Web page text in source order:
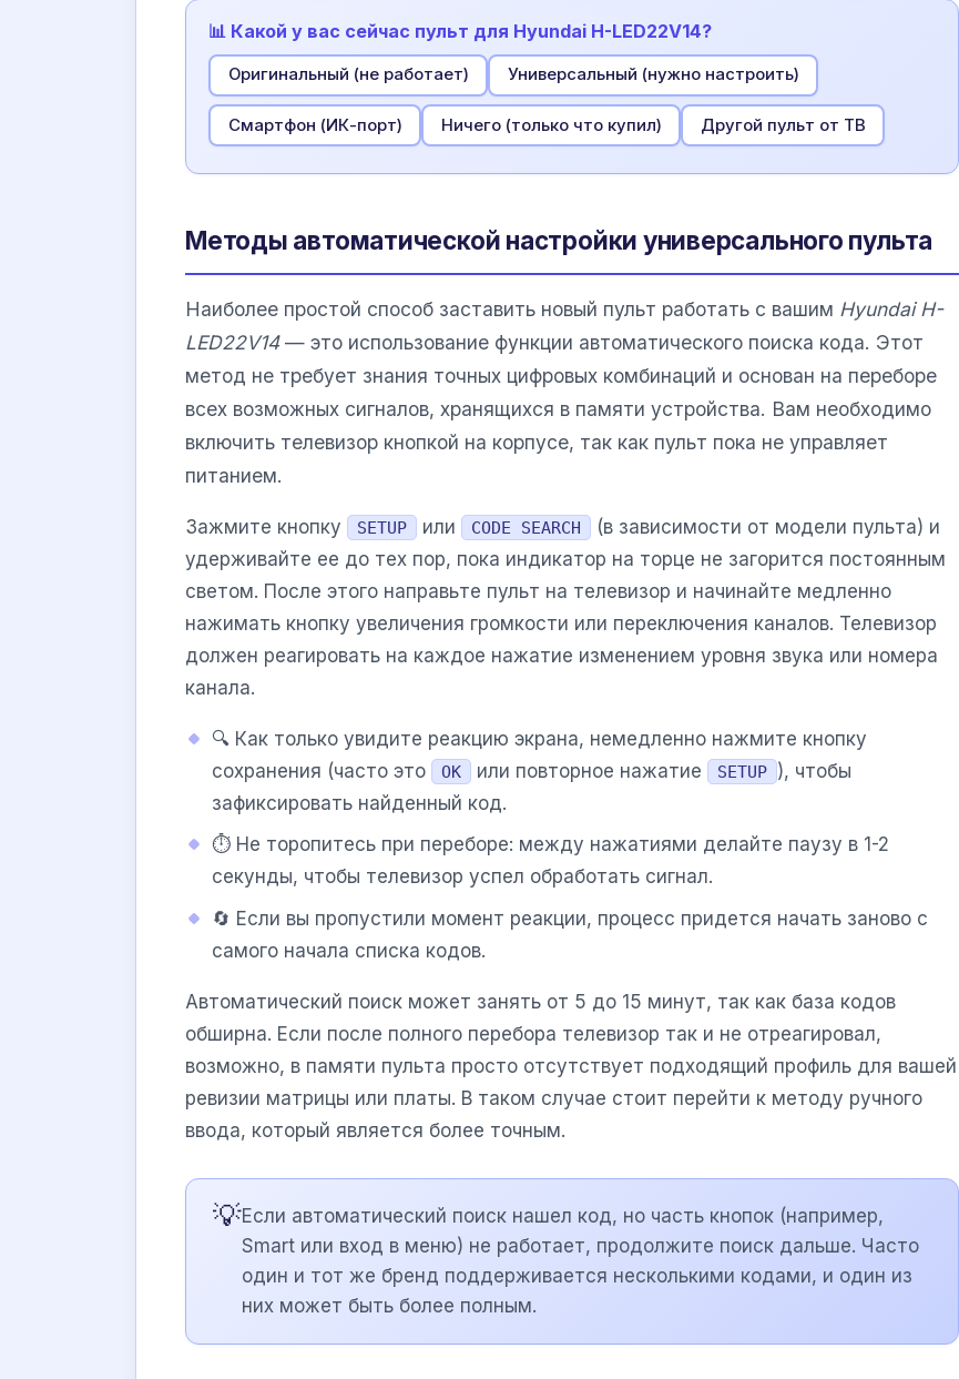
📊 Какой у вас сейчас пульт для Hyundai H-LED22V14?
Оригинальный (не работает) Универсальный (нужно настроить)
Смартфон (ИК-порт) Ничего (только что купил) Другой пульт от ТВ
Методы автоматической настройки универсального пульта
Наиболее простой способ заставить новый пульт работать с вашим Hyundai H-
LED22V14— это использование функции автоматического поиска кода. Этот
метод не требует знания точных цифровых комбинаций и основан на переборе
всех возможных сигналов, хранящихся в памяти устройства. Вам необходимо
включить телевизор кнопкой на корпусе, так как пульт пока не управляет
питанием.
Зажмите кнопку SETUP или CODE SEARCH
(в зависимости от модели пульта) и
удерживайте ее до тех пор, пока индикатор на торце не загорится постоянным
светом. После этого направьте пульт на телевизор и начинайте медленно
нажимать кнопку увеличения громкости или переключения каналов. Телевизор
должен реагировать на каждое нажатие изменением уровня звука или номера
канала.
🔍 Как только увидите реакцию экрана, немедленно нажмите кнопку
сохранения (часто это
OK или повторное нажатие SETUP ), чтобы
зафиксировать найденный код.
⏱️ Не торопитесь при переборе: между нажатиями делайте паузу в 1-2
секунды, чтобы телевизор успел обработать сигнал.
🔄 Если вы пропустили момент реакции, процесс придется начать заново с
самого начала списка кодов.
Автоматический поиск может занять от 5 до 15 минут, так как база кодов
обширна. Если после полного перебора телевизор так и не отреагировал,
возможно, в памяти пульта просто отсутствует подходящий профиль для вашей
ревизии матрицы или платы. В таком случае стоит перейти к методу ручного
ввода, который является более точным.
💡Если автоматический поиск нашел код, но часть кнопок (например,
Smart или вход в меню) не работает, продолжите поиск дальше. Часто
один и тот же бренд поддерживается несколькими кодами, и один из
них может быть более полным.